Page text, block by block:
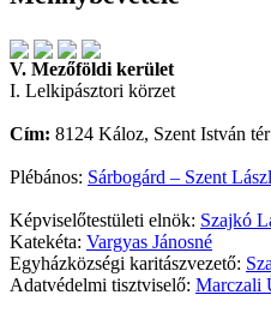
V. Mezőföldi kerület
I. Lelkipásztori körzet
Cím: 8124 Káloz, Szent István
Plébános: Sárbogárd – Szent
Képviselőtestületi elnök: Szajkó
Katekéta: Vargyas Jánosné
Egyházközségi karitászvezető:
Adatvédelmi tisztviselő: Marczali